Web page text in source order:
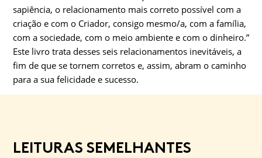
sapiência, o relacionamento mais correto possível com a
criação e com o Criador, consigo mesmo/a, com a família,
com a sociedade, com o meio ambiente e com o dinheiro.”
Este livro trata desses seis relacionamentos inevitáveis, a
fim de que se tornem corretos e, assim, abram o caminho
para a sua felicidade e sucesso.
LEITURAS SEMELHANTES